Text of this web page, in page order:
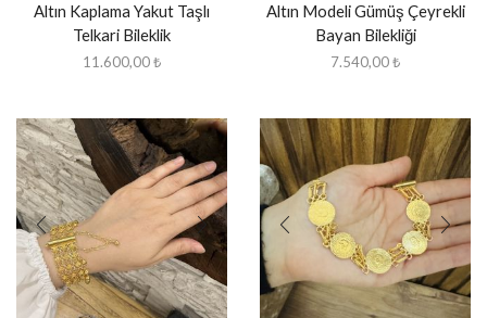
Altın Kaplama Yakut Taşlı
Telkari Bileklik
11.600,00₺
Altın Modeli Gümüş Çeyrekli
Bayan Bilekliği
7.540,00₺